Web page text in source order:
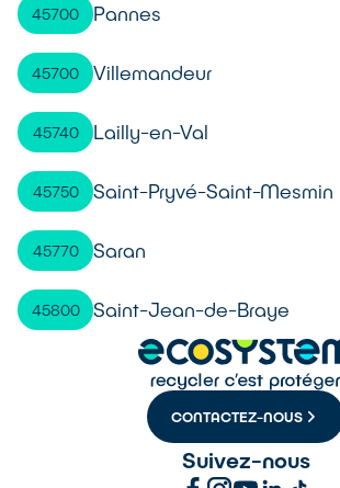
45700 Pannes
45700 Villemandeur
45740 Lailly-en-Val
45750 Saint-Pryvé-Saint-Mesmin
45770 Saran
45800 Saint-Jean-de-Braye
CONTACTEZ-NOUS
Suivez-nous